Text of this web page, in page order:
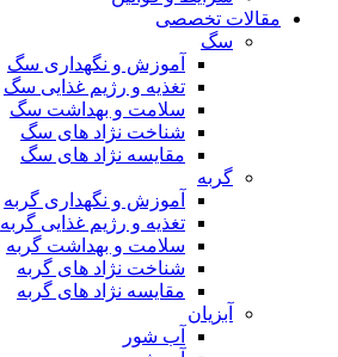
مقالات تخصصی
سگ
آموزش و نگهداری سگ
تغذیه و رژیم غذایی سگ
سلامت و بهداشت سگ
شناخت نژاد های سگ
مقایسه نژاد های سگ
گربه
آموزش و نگهداری گربه
تغذیه و رژیم غذایی گربه
سلامت و بهداشت گربه
شناخت نژاد های گربه
مقایسه نژاد های گربه
آبزیان
آب شور